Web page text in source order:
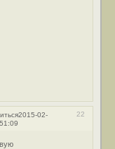
22
2015-02-